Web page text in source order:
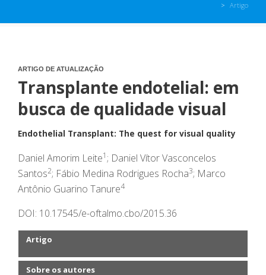
Artigo
ARTIGO DE ATUALIZAÇÃO
Transplante endotelial: em
busca de qualidade visual
Endothelial Transplant: The quest for visual quality
Daniel Amorim Leite1 ; Daniel Vítor Vasconcelos
Santos2; Fábio Medina Rodrigues Rocha3; Marco
Antônio Guarino Tanure4
DOI: 10.17545/e-oftalmo.cbo/2015.36
Artigo
Sobre os autores